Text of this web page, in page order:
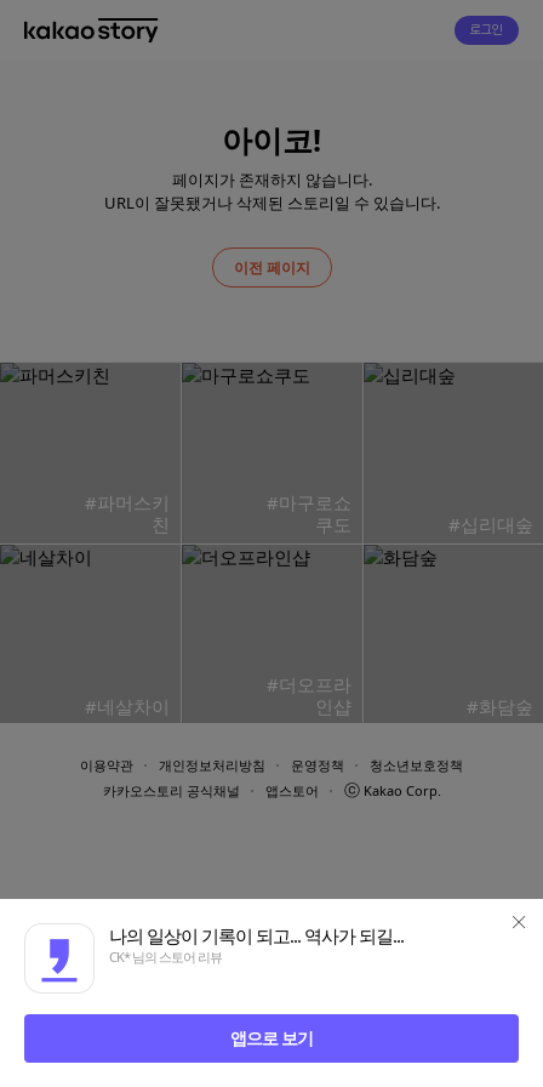
로그인
아이코!
페이지가 존재하지 않습니다.
URL이 잘못됐거나 삭제된 스토리일 수 있습니다.
이전 페이지
#파머스키
친
#마구로쇼
쿠도
#십리대숲
#네살차이
#더오프라
인샵
#화담숲
이용약관 개인정보처리방침 운영정책
청소년보호정책
카카오스토리 공식채널
앱스토어 ⓒ Kakao Corp.
나의 일상이 기록이 되고... 역사가 되길...
CK* 님의 스토어 리뷰
앱으로 보기